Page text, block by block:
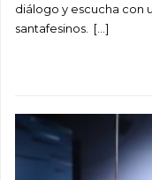
diálogo y escucha con
santafesinos. […]